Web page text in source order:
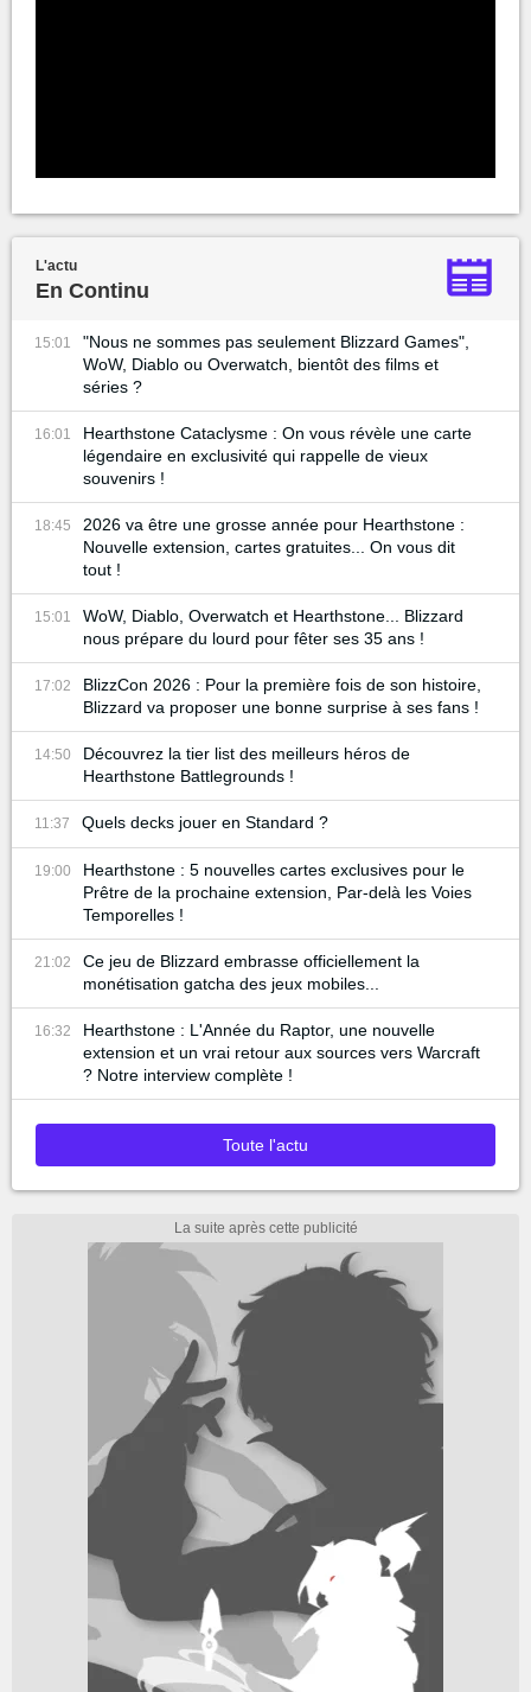
L'actu
En Continu
15:01
"Nous ne sommes pas seulement Blizzard Games",
WoW, Diablo ou Overwatch, bientôt des films et
séries ?
16:01
Hearthstone Cataclysme : On vous révèle une carte
légendaire en exclusivité qui rappelle de vieux
souvenirs !
18:45
2026 va être une grosse année pour Hearthstone :
Nouvelle extension, cartes gratuites... On vous dit
tout !
15:01
WoW, Diablo, Overwatch et Hearthstone... Blizzard
nous prépare du lourd pour fêter ses 35 ans !
17:02
BlizzCon 2026 : Pour la première fois de son histoire,
Blizzard va proposer une bonne surprise à ses fans !
14:50
Découvrez la tier list des meilleurs héros de
Hearthstone Battlegrounds !
11:37 Quels decks jouer en Standard ?
19:00
Hearthstone : 5 nouvelles cartes exclusives pour le
Prêtre de la prochaine extension, Par-delà les Voies
Temporelles !
21:02
Ce jeu de Blizzard embrasse officiellement la
monétisation gatcha des jeux mobiles...
16:32
Hearthstone : L'Année du Raptor, une nouvelle
extension et un vrai retour aux sources vers Warcraft
? Notre interview complète !
Toute l'actu